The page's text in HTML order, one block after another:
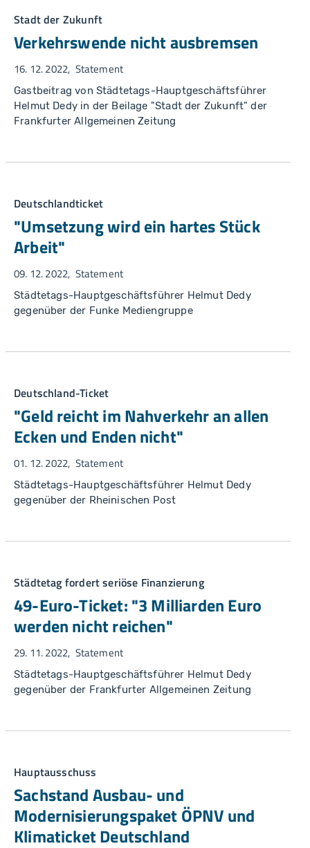
Stadt der Zukunft
Verkehrswende nicht ausbremsen
16. 12. 2022 Statement
Gastbeitrag von Städtetags-Hauptgeschäftsführer
Helmut Dedy in der Beilage "Stadt der Zukunft" der
Frankfurter Allgemeinen Zeitung
Deutschlandticket
"Umsetzung wird ein hartes Stück
Arbeit"
09. 12. 2022 Statement
Städtetags-Hauptgeschäftsführer Helmut Dedy
gegenüber der Funke Mediengruppe
Deutschland-Ticket
"Geld reicht im Nahverkehr an allen
Ecken und Enden nicht"
01. 12. 2022 Statement
Städtetags-Hauptgeschäftsführer Helmut Dedy
gegenüber der Rheinischen Post
Städtetag fordert seriöse Finanzierung
49-Euro-Ticket: "3 Milliarden Euro
werden nicht reichen"
29. 11. 2022 Statement
Städtetags-Hauptgeschäftsführer Helmut Dedy
gegenüber der Frankfurter Allgemeinen Zeitung
Hauptausschuss
Sachstand Ausbau- und
Modernisierungspaket ÖPNV und
Klimaticket Deutschland